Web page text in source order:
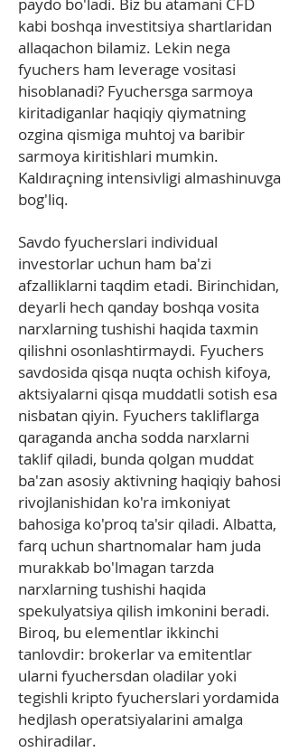
kabi boshqa investitsiya shartlaridan
allaqachon bilamiz. Lekin nega
fyuchers ham leverage vositasi
hisoblanadi? Fyuchersga sarmoya
kiritadiganlar haqiqiy qiymatning
ozgina qismiga muhtoj va baribir
sarmoya kiritishlari mumkin.
Kaldıraçning intensivligi almashinuvga
bog'liq.
Savdo fyucherslari individual
investorlar uchun ham ba'zi
afzalliklarni taqdim etadi. Birinchidan,
deyarli hech qanday boshqa vosita
narxlarning tushishi haqida taxmin
qilishni osonlashtirmaydi. Fyuchers
savdosida qisqa nuqta ochish kifoya,
aktsiyalarni qisqa muddatli sotish esa
nisbatan qiyin. Fyuchers takliflarga
qaraganda ancha sodda narxlarni
taklif qiladi, bunda qolgan muddat
ba'zan asosiy aktivning haqiqiy bahosi
rivojlanishidan ko'ra imkoniyat
bahosiga ko'proq ta'sir qiladi. Albatta,
farq uchun shartnomalar ham juda
murakkab bo'lmagan tarzda
narxlarning tushishi haqida
spekulyatsiya qilish imkonini beradi.
Biroq, bu elementlar ikkinchi
tanlovdir: brokerlar va emitentlar
ularni fyuchersdan oladilar yoki
tegishli kripto fyucherslari yordamida
hedjlash operatsiyalarini amalga
oshiradilar.